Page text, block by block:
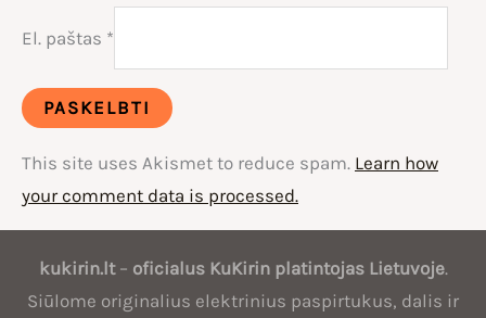
El. paštas *
This site uses Akismet to reduce spam. Learn how
your comment data is processed.
Oficialus
KuKirin
kukirin.lt– oficialus KuKirinplatintojas Lietuvoje.
Siūlome originalius elektrinius paspirtukus, dalis ir